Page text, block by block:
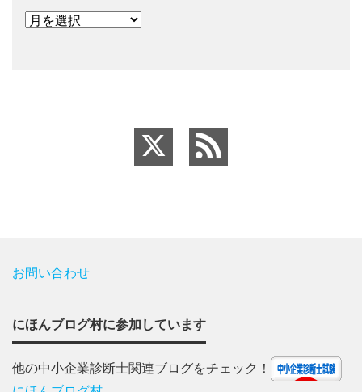
お問い合わせ
にほんブログ村に参加しています
他の中小企業診断士関連ブログをチェック！